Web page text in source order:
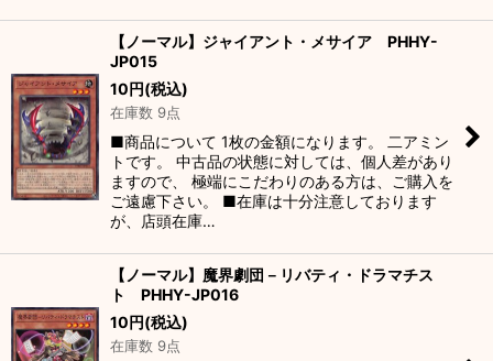
【ノーマル】ジャイアント・メサイア PHHY-
JP015
10円(税込)
在庫数 9点
■商品について 1枚の金額になります。 二アミン
トです。 中古品の状態に対しては、個人差があり
ますので、 極端にこだわりのある方は、ご購入を
ご遠慮下さい。 ■在庫は十分注意しております
が、店頭在庫…
【ノーマル】魔界劇団－リバティ・ドラマチス
ト PHHY-JP016
10円(税込)
在庫数 9点